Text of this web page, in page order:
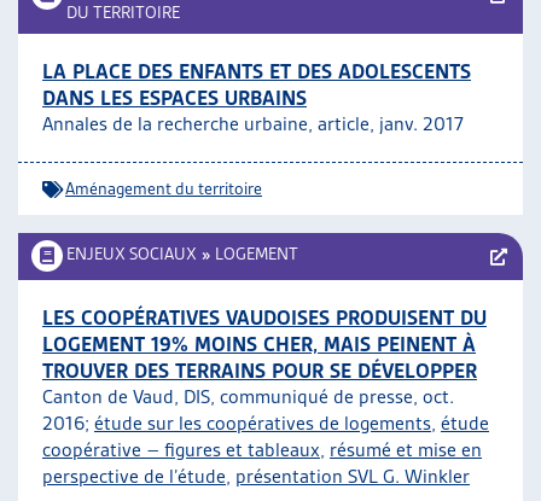
DU TERRITOIRE
LA PLACE DES ENFANTS ET DES ADOLESCENTS
DANS LES ESPACES URBAINS
Annales de la recherche urbaine, article, janv. 2017
Aménagement du territoire
ENJEUX SOCIAUX » LOGEMENT
LES COOPÉRATIVES VAUDOISES PRODUISENT DU
LOGEMENT 19% MOINS CHER, MAIS PEINENT À
TROUVER DES TERRAINS POUR SE DÉVELOPPER
Canton de Vaud, DIS, communiqué de presse, oct.
2016; étude sur les coopératives de logements, étude
coopérative – figures et tableaux, résumé et mise en
perspective de l’étude, présentation SVL G. Winkler